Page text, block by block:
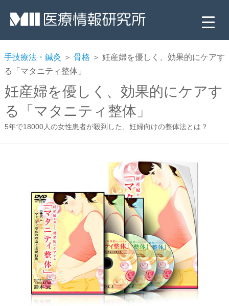
手技療法・鍼灸 ＞ 骨格 ＞ 妊産婦を優しく、効果的にケアす
る「マタニティ整体」
妊産婦を優しく、効果的にケアす
る「マタニティ整体」
5年で18000人の女性患者が殺到した、妊婦向けの整体法とは？